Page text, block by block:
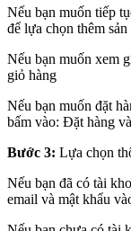
Nếu bạn muốn tiếp
để lựa chọn thêm
Nếu bạn muốn xem
giỏ hàng
Nếu bạn muốn đặt
bấm vào: Đặt hàng
Bước 3: Lựa chọn
Nếu bạn đã có tài
email và mật khẩu